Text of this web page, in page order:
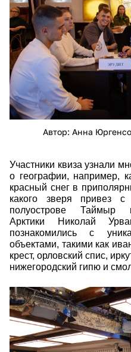
Автор: Анна
Участники квиза узнали
о географии, например,
красный снег в
какого зверя привез
полуострове Таймыр
Арктики Николай
познакомились с
объектами, такими как
крест, орловский спис,
нижегородский гипю и
20332.jpg